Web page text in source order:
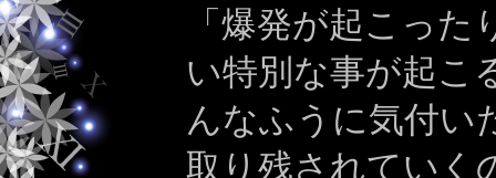
「爆発が起こっ
い特別な事が起こ
んなふうに気付い
取り残されていく